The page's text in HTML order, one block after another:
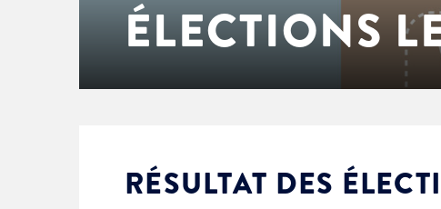
Culture
Solidarité
État-civil & papiers
Location de salles
Actes administratifs
Ville écologique
ÉLECTIONS
RÉSULTAT DES